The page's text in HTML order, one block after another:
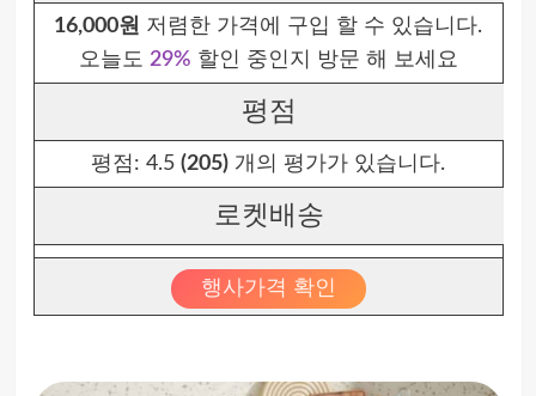
16,000원 저렴한 가격에 구입 할 수 있습니다.
오늘도 29% 할인 중인지 방문 해 보세요
평점
평점: 4.5 (205) 개의 평가가 있습니다.
로켓배송
행사가격 확인